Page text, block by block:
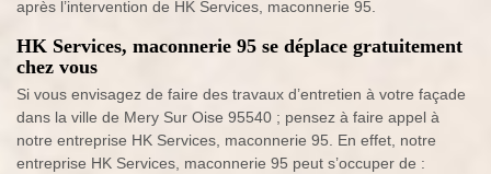
après l’intervention de HK Services, maconnerie 95.
HK Services, maconnerie 95 se déplace gratuitement
chez vous
Si vous envisagez de faire des travaux d’entretien à votre façade
dans la ville de Mery Sur Oise 95540 ; pensez à faire appel à
notre entreprise HK Services, maconnerie 95. En effet, notre
entreprise HK Services, maconnerie 95 peut s’occuper de :